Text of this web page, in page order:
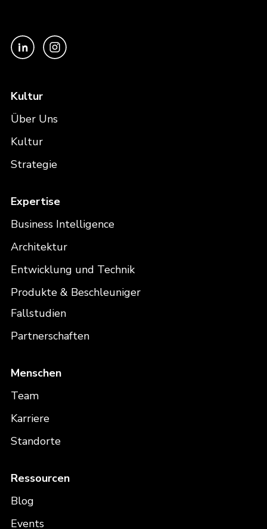
Kultur
Über Uns
Kultur
Strategie
Expertise
Business Intelligence
Architektur
Entwicklung und Technik
Produkte & Beschleuniger
Fallstudien
Partnerschaften
Menschen
Team
Karriere
Standorte
Ressourcen
Blog
Events